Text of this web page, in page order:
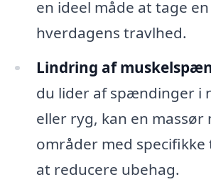
en ideel måde at tage
hverdagens travlhed.
Lindring af
du lider af spændinger i
eller ryg, kan en massør
områder med
at reducere ubehag.